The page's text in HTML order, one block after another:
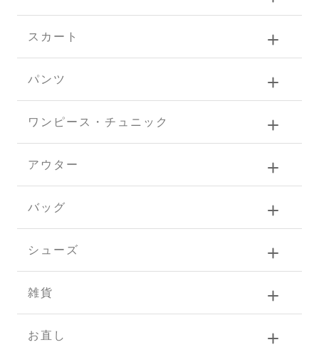
スカート
パンツ
ワンピース・チュニック
アウター
バッグ
シューズ
雑貨
お直し